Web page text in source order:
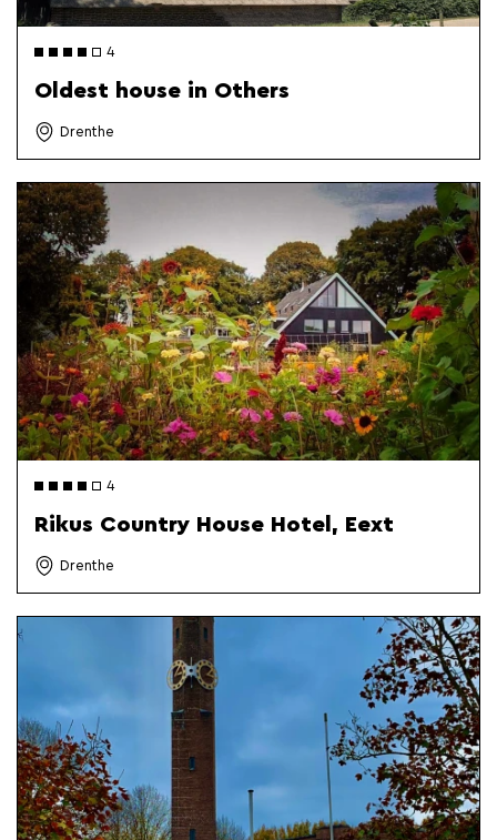
4
Oldest house in Others
Drenthe
4
Rikus Country House Hotel, Eext
Drenthe